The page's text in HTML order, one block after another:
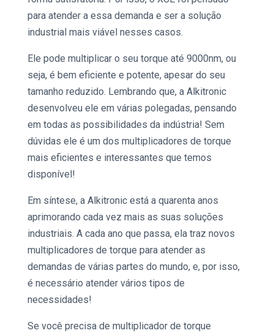
para atender a essa demanda e ser a solução
industrial mais viável nesses casos.
Ele pode multiplicar o seu torque até 9000nm, ou
seja, é bem eficiente e potente, apesar do seu
tamanho reduzido. Lembrando que, a Alkitronic
desenvolveu ele em várias polegadas, pensando
em todas as possibilidades da indústria! Sem
dúvidas ele é um dos multiplicadores de torque
mais eficientes e interessantes que temos
disponível!
Em síntese, aAlkitronicestá a quarenta anos
aprimorando cada vez mais as suas soluções
industriais. A cada ano que passa, ela traz novos
multiplicadores de torque para atender as
demandas de várias partes do mundo, e, por isso,
é necessário atender vários tipos de
necessidades!
Se você precisa de multiplicador de torque